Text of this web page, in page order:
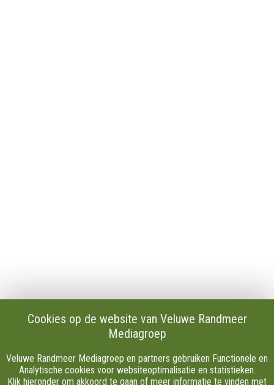
Volg Ons
Youtube
Cookies op de website van Veluwe Randmeer
Mediagroep
Veluwe Randmeer Mediagroep en partners gebruiken Functionele en
Analytische cookies voor websiteoptimalisatie en statistieken.
Klik hieronder om akkoord te gaan of meer informatie te vinden met